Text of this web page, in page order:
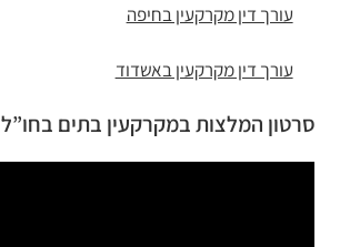
עורך דין מקרקעין בחיפה
עורך דין מקרקעין באשדוד
סרטון המלצות במקרקעין בתים בחו”ל